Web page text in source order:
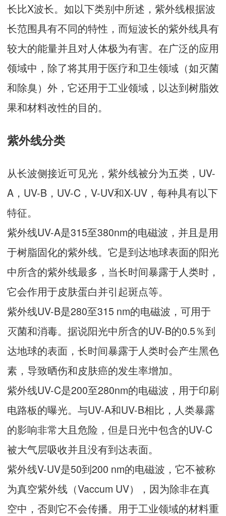
长比X波长。如以下类别中所述，紫外线根据波
长范围具有不同的特性，而短波长的紫外线具有
较大的能量并且对人体极为有害。在广泛的应用
领域中，除了将其用于医疗和卫生领域（如灭菌
和除臭）外，它还用于工业领域，以达到树脂效
果和材料改性的目的。
紫外线分类
从长波侧接近可见光，紫外线被分为五类，UV-
A，UV-B，UV-C，V-UV和X-UV，每种具有以下
特征。
紫外线UV-A是315至380nm的电磁波，并且是用
于树脂固化的紫外线。它是到达地球表面的阳光
中所含的紫外线最多，当长时间暴露于人类时，
它会作用于皮肤蛋白并引起斑点等。
紫外线UV-B是280至315 nm的电磁波，可用于
灭菌和消毒。据说阳光中所含的UV-B的0.5％到
达地球的表面，长时间暴露于人类时会产生黑色
素，导致晒伤和皮肤癌的发生率增加。
紫外线UV-C是200至280nm的电磁波，用于印刷
电路板的曝光。与UV-A和UV-B相比，人类暴露
的影响非常大且危险，但是日光中包含的UV-C
被大气层吸收并且没有到达表面。
紫外线V-UV是50到200 nm的电磁波，它不被称
为真空紫外线（Vaccum UV），因为除非在真
空中，否则它不会传播。用于工业领域的材料重